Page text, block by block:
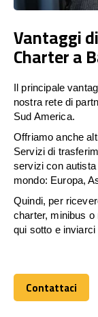
Vantaggi
Charter a
Il principale
nostra rete di
Sud America.
Offriamo anche
Servizi di
servizi con
mondo: Europa,
Quindi, per
charter, minibus
qui sotto e
Contattaci
Contattaci